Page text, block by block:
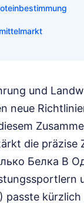
und
neue
die präzise
Белка В
passte